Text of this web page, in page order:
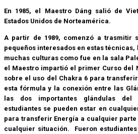
En 1985, el Maestro Dáng salió de
Estados Unidos de Norteamérica.
A partir de 1989, comenzó a trasmitir
pequeños interesados en estas
muchas culturas como fue en la sala
el Maestro impartió el primer Curso del
sobre el uso del Chakra 6 para
esta fórmula y la conexión entre las
las dos importantes glándulas del
estudiantes se pueden estar en
para transferir Energía a cualquier
cualquier situación. Fueron